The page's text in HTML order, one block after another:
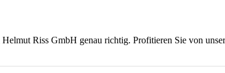
Helmut Riss GmbH genau richtig. Profitieren Sie von